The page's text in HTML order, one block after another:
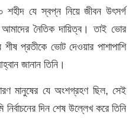
যে স্বপ্ন নিয়ে জীবন উৎসর্গ
নৈতিক দায়িত্ব। তাই ভোর
প্রতীকে ভোট দেওয়ার পাশাপাশি
জানান তিনি।
মানুষের যে অংশগ্রহণ ছিল, সেই
দিন শেষ উল্লেখ করে তিনি